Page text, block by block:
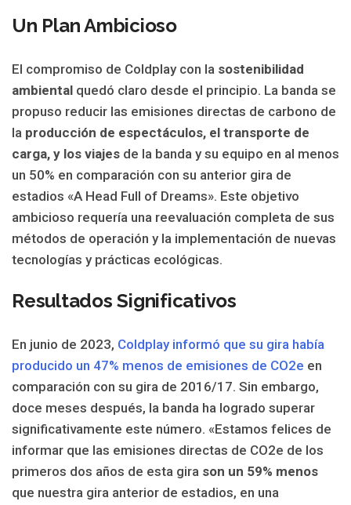
Un Plan Ambicioso
El compromiso de Coldplay con la sostenibilidad
ambiental quedó claro desde el principio. La banda se
propuso reducir las emisiones directas de carbono de
la producción de espectáculos, el transporte de
carga, y los viajes de la banda y su equipo en al menos
un 50% en comparación con su anterior gira de
estadios «A Head Full of Dreams». Este objetivo
ambicioso requería una reevaluación completa de sus
métodos de operación y la implementación de nuevas
tecnologías y prácticas ecológicas.
Resultados Significativos
En junio de 2023, Coldplay informó que su gira había
producido un 47% menos de emisiones de CO2e en
comparación con su gira de 2016/17. Sin embargo,
doce meses después, la banda ha logrado superar
significativamente este número. «Estamos felices de
informar que las emisiones directas de CO2e de los
primeros dos años de esta gira son un 59% menos
que nuestra gira anterior de estadios, en una